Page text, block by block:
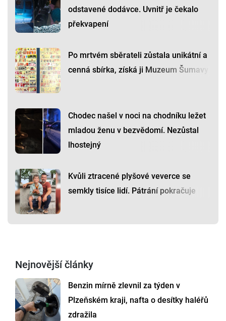
odstavené dodávce. Uvnitř je čekalo
překvapení
Po mrtvém sběrateli zůstala unikátní a
cenná sbírka, získá ji Muzeum Šumavy
Chodec našel v noci na chodníku ležet
mladou ženu v bezvědomí. Nezůstal
lhostejný
Kvůli ztracené plyšové veverce se
semkly tisíce lidí. Pátrání pokračuje
Nejnovější články
Benzin mírně zlevnil za týden v
Plzeňském kraji, nafta o desítky haléřů
zdražila